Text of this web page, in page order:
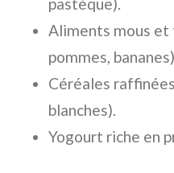
pastèque).
Aliments mous et
pommes,
Céréales
blanches).
Yogourt riche en